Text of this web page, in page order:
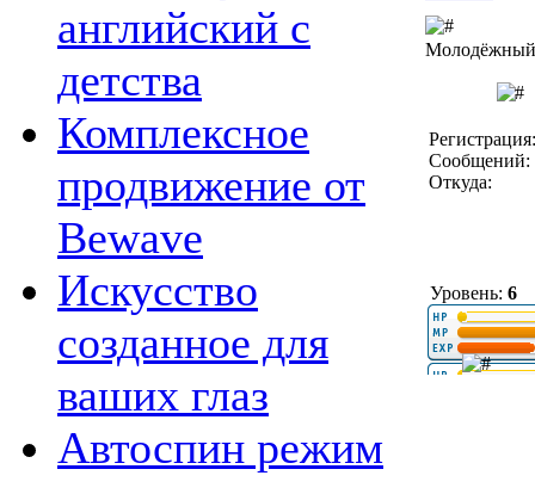
английский с
детства
Комплексное
продвижение от
Bewave
Искусство
созданное для
ваших глаз
Автоспин режим
Молодёжный
Сообщений:
Откуда:
Уровень: 6